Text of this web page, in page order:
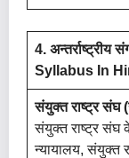
4.
Syllabus In
संयुक्त राष्ट्र
संयुक्त राष्ट्र संघ के
न्यायालय, संयुक्त